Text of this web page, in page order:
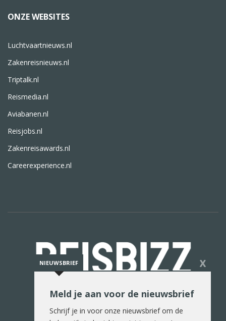
ONZE WEBSITES
Luchtvaartnieuws.nl
Zakenreisnieuws.nl
Triptalk.nl
Reismedia.nl
Aviabanen.nl
Reisjobs.nl
Zakenreisawards.nl
Careerexperience.nl
De reiswereld in woord en beeld
NIEUWSBRIEF X
Meld je aan voor de nieuwsbrief
Schrijf je in voor onze nieuwsbrief om de